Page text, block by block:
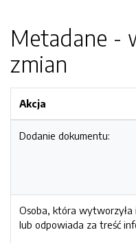
Metadane -
zmian
Akcja
Dodanie dokumentu:
Osoba, która wytworzyła
lub odpowiada za treść